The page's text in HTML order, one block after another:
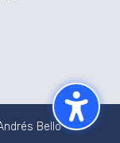
Bello